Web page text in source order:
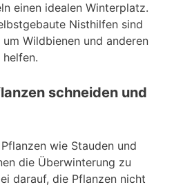
einen idealen Winterplatz.
Nisthilfen sind
Wildbienen und anderen
schneiden und
wie Stauden und
die Überwinterung zu
darauf, die Pflanzen nicht